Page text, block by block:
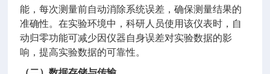
能，每次测量前自动消除系统误差，确保测量结果的
准确性。在实验环境中，科研人员使用该仪表时，自
动归零功能可减少因仪器自身误差对实验数据的影
响，提高实验数据的可靠性。